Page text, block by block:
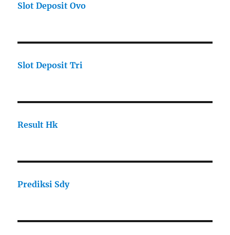
Slot Deposit Ovo
Slot Deposit Tri
Result Hk
Prediksi Sdy